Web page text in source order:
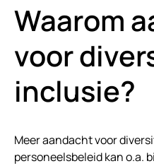
Waarom
voor
inclusie?
Meer aandacht voor
personeelsbeleid kan o.a.